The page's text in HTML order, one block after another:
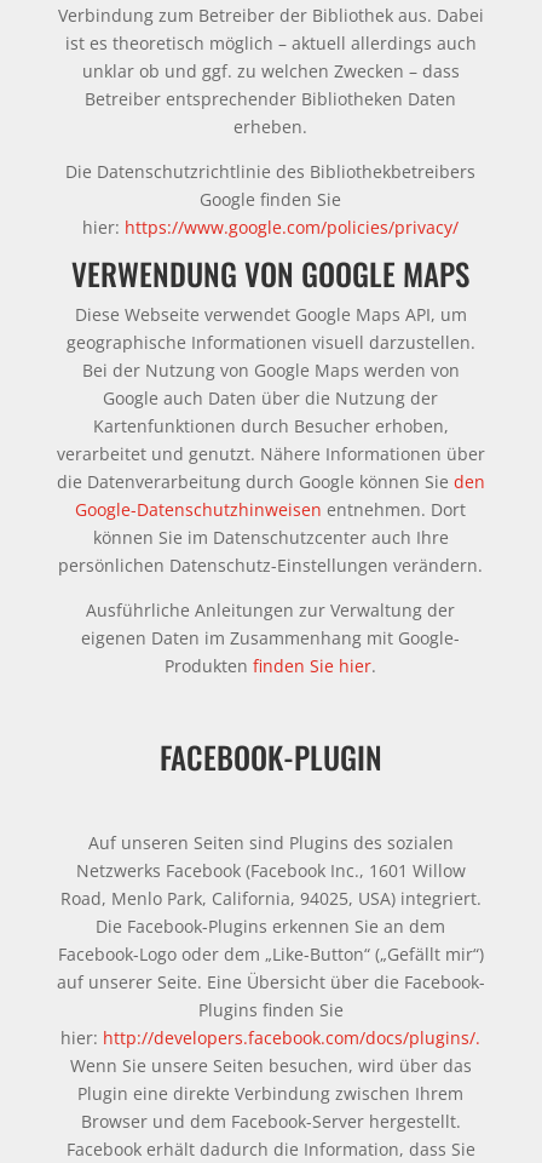
Verbindung zum Betreiber der Bibliothek aus. Dabei
ist es theoretisch möglich – aktuell allerdings auch
unklar ob und ggf. zu welchen Zwecken – dass
Betreiber entsprechender Bibliotheken Daten
erheben.
Die Datenschutzrichtlinie des Bibliothekbetreibers
Google finden Sie
hier: https://www.google.com/policies/privacy/
VERWENDUNG VON GOOGLE MAPS
Diese Webseite verwendet Google Maps API, um
geographische Informationen visuell darzustellen.
Bei der Nutzung von Google Maps werden von
Google auch Daten über die Nutzung der
Kartenfunktionen durch Besucher erhoben,
verarbeitet und genutzt. Nähere Informationen über
die Datenverarbeitung durch Google können Sie den
Google-Datenschutzhinweisen entnehmen. Dort
können Sie im Datenschutzcenter auch Ihre
persönlichen Datenschutz-Einstellungen verändern.
Ausführliche Anleitungen zur Verwaltung der
eigenen Daten im Zusammenhang mit Google-
Produkten finden Sie hier.
FACEBOOK-PLUGIN
Auf unseren Seiten sind Plugins des sozialen
Netzwerks Facebook (Facebook Inc., 1601 Willow
Road, Menlo Park, California, 94025, USA) integriert.
Die Facebook-Plugins erkennen Sie an dem
Facebook-Logo oder dem „Like-Button“ („Gefällt mir“)
auf unserer Seite. Eine Übersicht über die Facebook-
Plugins finden Sie
hier: http://developers.facebook.com/docs/plugins/.
Wenn Sie unsere Seiten besuchen, wird über das
Plugin eine direkte Verbindung zwischen Ihrem
Browser und dem Facebook-Server hergestellt.
Facebook erhält dadurch die Information, dass Sie